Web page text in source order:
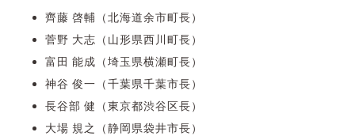
齊藤 啓輔（北海道余市町長）
菅野 大志（山形県西川町長）
富田 能成（埼玉県横瀬町長）
神谷 俊一（千葉県千葉市長）
長谷部 健（東京都渋谷区長）
大場 規之（静岡県袋井市長）